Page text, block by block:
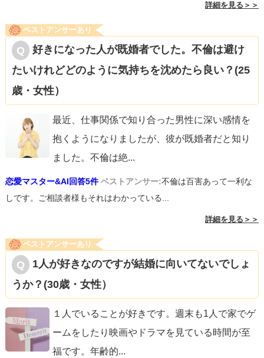
詳細を見る＞＞
ベストアンサーあり
好きになった人が既婚者でした。不倫は避け
たいけれどどのように気持ちを沈めたら良い？(25
歳・女性）
最近、仕事関係で知り合った男性に深い感情を
抱くようになりましたが、彼が既婚者だと知り
ました。不倫は絶...
恋愛マスター&AI回答5件 ベストアンサー:不倫は百害あって一利な
しです。ご相談者様もそれはわかっている...
詳細を見る＞＞
ベストアンサーあり
1人が好きなのですが結婚に向いてないでしょ
うか？(30歳・女性）
１人でいることが好きです。週末も1人で家でゲ
ームをしたり映画やドラマを見ている時間が至
福です。年齢的...